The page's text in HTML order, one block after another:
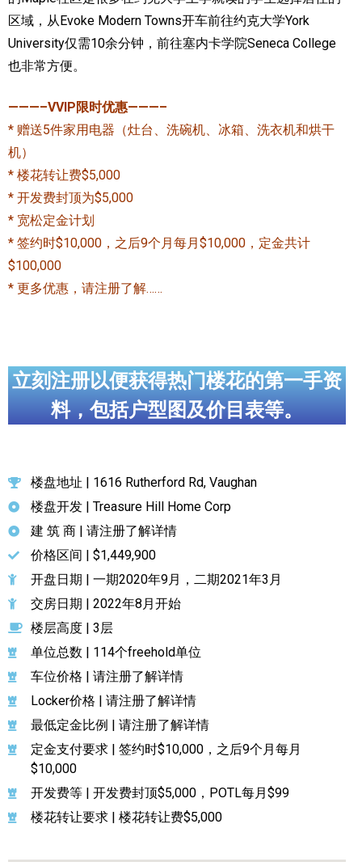
区域，从Evoke Modern Towns开车前往约克大学York
University仅需10余分钟，前往塞内卡学院Seneca College
也非常方便。
———–VVIP限时优惠———–
* 赠送5件家用电器（灶台、洗碗机、冰箱、洗衣机和烘干
机）
* 楼花转让费$5,000
* 开发费封顶为$5,000
* 宽松定金计划
* 签约时$10,000，之后9个月每月$10,000，定金共计
$100,000
* 更多优惠，请注册了解……
立刻注册以便获得热门楼花的第一手资
料，包括户型图及价目表等。
楼盘地址 | 1616 Rutherford Rd, Vaughan
楼盘开发 | Treasure Hill Home Corp
建 筑 商 | 请注册了解详情
价格区间 | $1,449,900
开盘日期 | 一期2020年9月，二期2021年3月
交房日期 | 2022年8月开始
楼层高度 | 3层
单位总数 | 114个freehold单位
车位价格 | 请注册了解详情
Locker价格 | 请注册了解详情
最低定金比例 | 请注册了解详情
定金支付要求 | 签约时$10,000，之后9个月每月
$10,000
开发费等 | 开发费封顶$5,000，POTL每月$99
楼花转让要求 | 楼花转让费$5,000